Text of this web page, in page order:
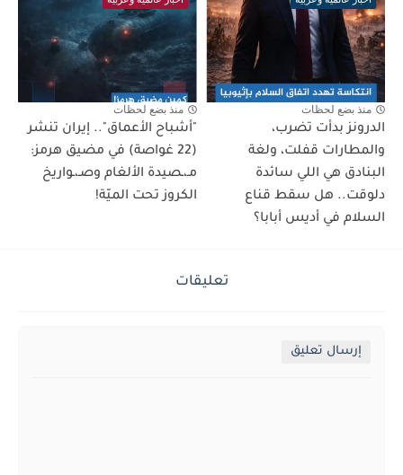
منذ بضع لحظات
الدرونز بدأت تضرب،
والمطارات قفلت، ولغة
البنادق هي اللي سائدة
دلوقت.. هل سقط قناع
السلام في أديس أبابا؟
منذ بضع لحظات
"أشباح الأعماق".. إيران تنشر
(22 غواصة) في مضيق هرمز:
مـ،ـصيدة الألغام وصـ،ـواريخ
الكروز تحت الميّة!
تعليقات
إرسال تعليق